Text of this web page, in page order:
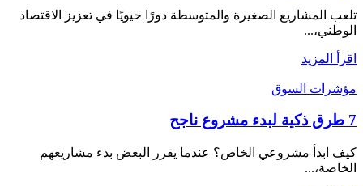
تلعب المشاريع الصغيرة والمتوسطة دورًا حيويًا في تعزيز الاقتصاد
الوطني،...
اقرأ المزيد
مؤشرات السوق
7 طرق ذكية لبدء مشروع ناجح
كيف ابدأ مشروعي الخاص؟ عندما يقرر البعض بدء مشاريعهم
الخاصة،...